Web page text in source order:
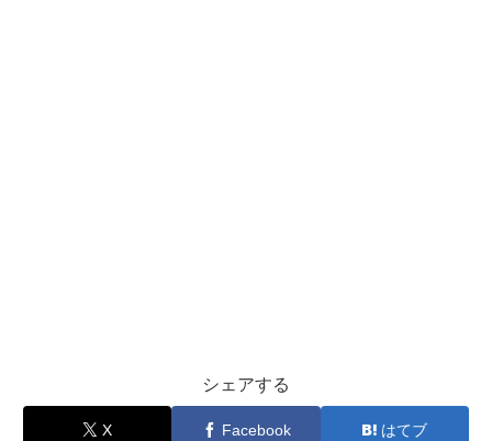
シェアする
X Facebook はてブ